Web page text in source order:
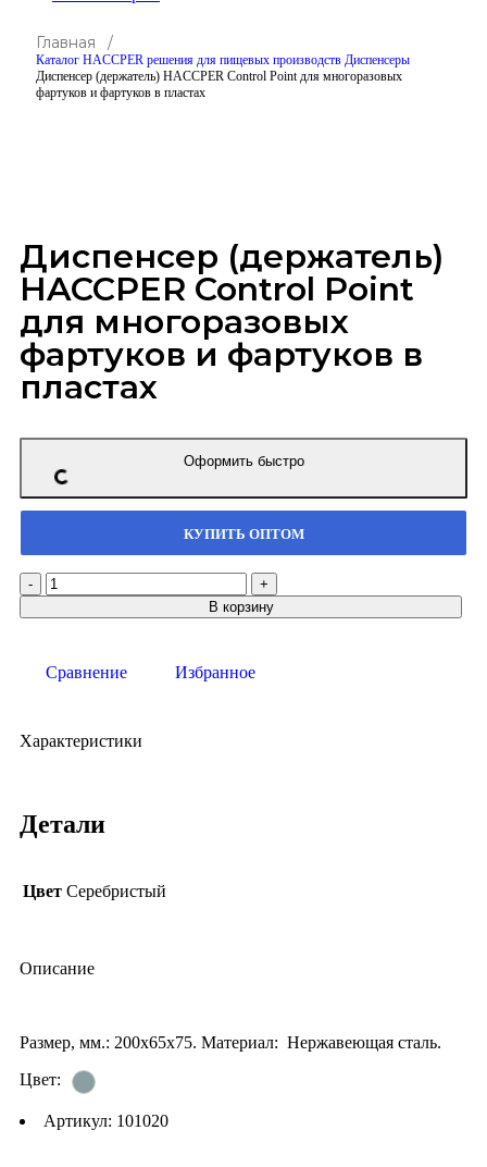
Главная /
Каталог HACCPER решения для пищевых производств Диспенсеры
Диспенсер (держатель) HACCPER Control Point для многоразовых
фартуков и фартуков в пластах
Диспенсер (держатель)
HACCPER Control Point
для многоразовых
фартуков и фартуков в
пластах
Оформить быстро
КУПИТЬ ОПТОМ
В корзину
Сравнение Избранное
Характеристики
Детали
Цвет Серебристый
Описание
Размер, мм.: 200х65х75. Материал: Нержавеющая сталь.
Цвет:
Артикул: 101020